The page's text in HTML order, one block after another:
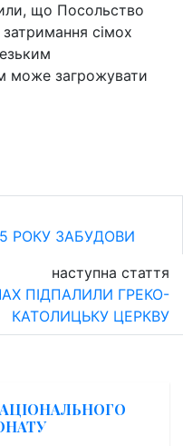
що Посольство
сімох
може загрожувати
РОКУ ЗАБУДОВИ
наступна стаття
ПІДПАЛИЛИ ГРЕКО-
КАТОЛИЦЬКУ ЦЕРКВУ